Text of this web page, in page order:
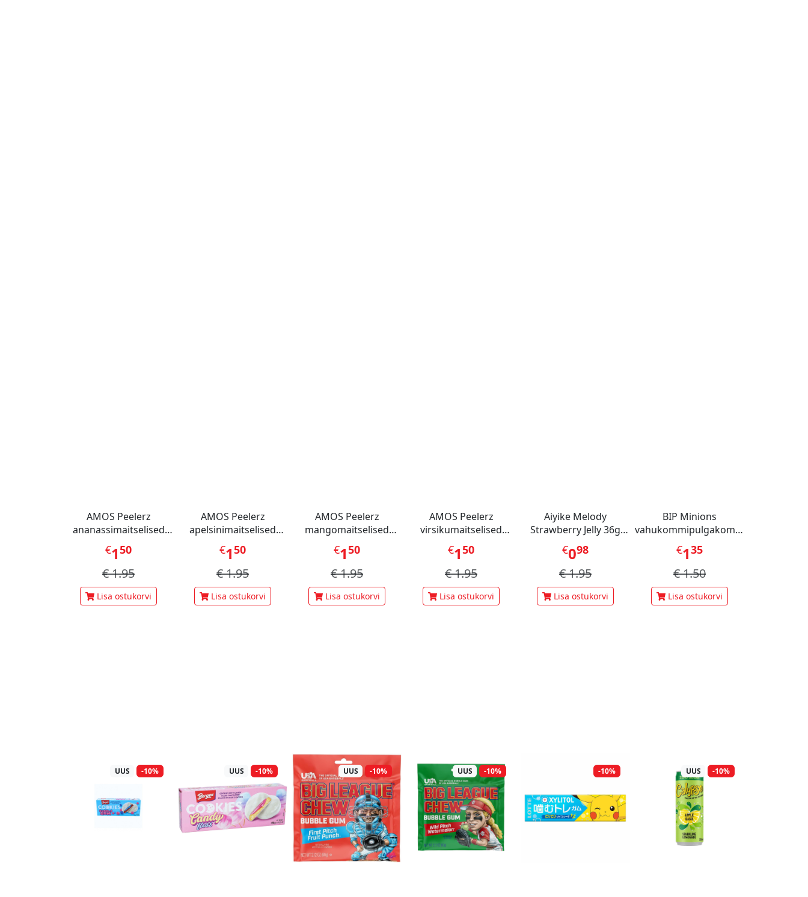
AMOS Peelerz
ananassimaitselised
kummikommid 65 g
€150
€1.95
Lisa ostukorvi
AMOS Peelerz
apelsinimaitselised
kummikommid 65 g
€150
€1.95
Lisa ostukorvi
AMOS Peelerz
mangomaitselised
kummikommid 65 g
€150
€1.95
Lisa ostukorvi
AMOS Peelerz
virsikumaitselised
kummikommid 65 g
€150
€1.95
Lisa ostukorvi
Aiyike Melody
Strawberry Jelly 36g
CHN
€098
€1.95
Lisa ostukorvi
BIP Minions
vahukommipulgakomm
45 g
€135
€1.50
Lisa ostukorvi
UUS -10% UUS -10% UUS -10% UUS -10% -10% UUS -10%